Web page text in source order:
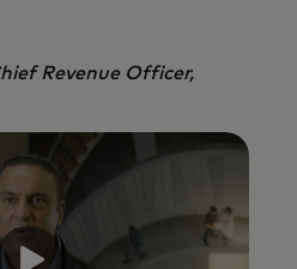
Revenue Officer,